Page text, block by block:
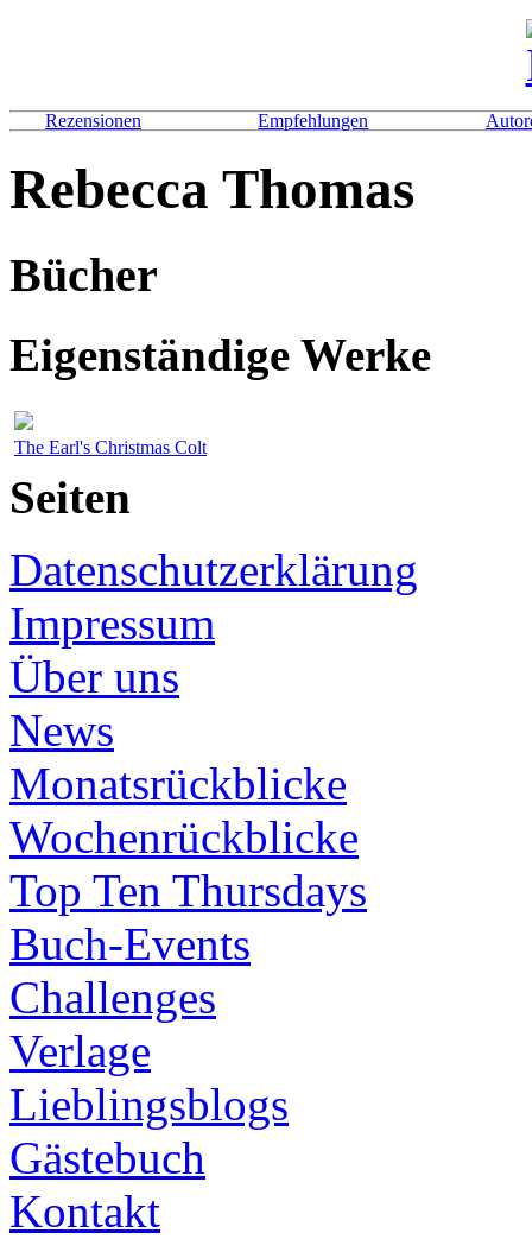
Rezensionen Empfehlungen
Rebecca Thomas
Bücher
Eigenständige Werke
The Earl's Christmas Colt
Seiten
Datenschutzerklärung
Impressum
Über uns
News
Monatsrückblicke
Wochenrückblicke
Top Ten Thursdays
Buch-Events
Challenges
Verlage
Lieblingsblogs
Gästebuch
Kontakt